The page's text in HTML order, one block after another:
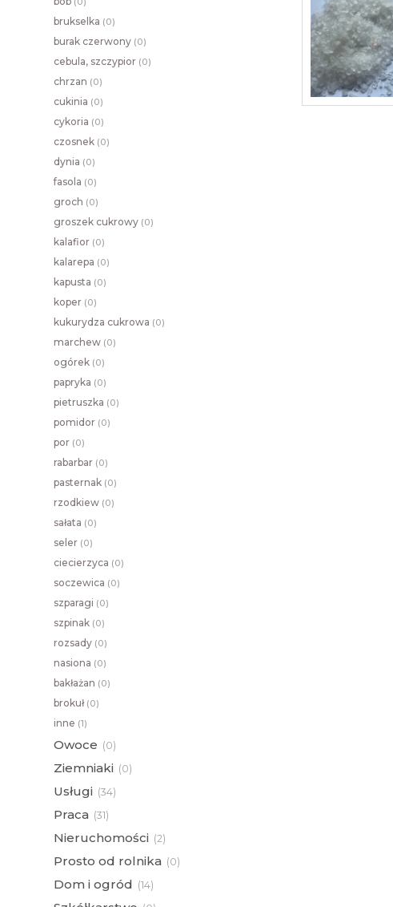
brukselka (0)
burak czerwony (0)
cebula, szczypior (0)
chrzan (0)
cukinia (0)
cykoria (0)
czosnek (0)
dynia (0)
fasola (0)
groch (0)
groszek cukrowy (0)
kalafior (0)
kalarepa (0)
kapusta (0)
koper (0)
kukurydza cukrowa (0)
marchew (0)
ogórek (0)
papryka (0)
pietruszka (0)
pomidor (0)
por (0)
rabarbar (0)
pasternak (0)
rzodkiew (0)
sałata (0)
seler (0)
ciecierzyca (0)
soczewica (0)
szparagi (0)
szpinak (0)
rozsady (0)
nasiona (0)
bakłażan (0)
brokuł(0)
inne (1)
Owoce (0)
Ziemniaki (0)
Usługi (34)
Praca (31)
Nieruchomości (2)
Prosto od rolnika (0)
Dom i ogród (14)